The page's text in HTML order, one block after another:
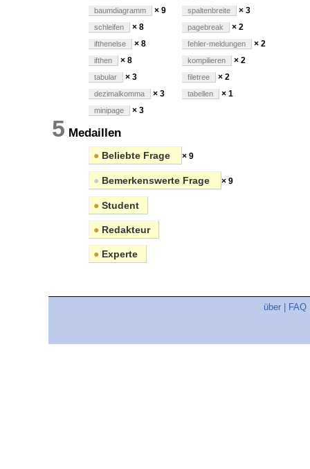
baumdiagramm × 9
schleifen × 8
ifthenelse × 8
ifthen × 8
tabular × 3
dezimalkomma × 3
minipage × 3
spaltenbreite × 3
pagebreak × 2
fehler-meldungen × 2
kompilieren × 2
filetree × 2
tabellen × 1
5 Medaillen
● Beliebte Frage × 9
● Bemerkenswerte Frage × 9
● Student
● Redakteur
● Experte
über FAQ